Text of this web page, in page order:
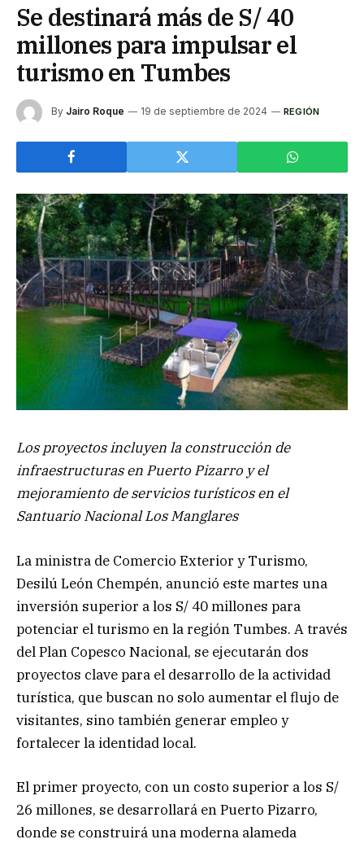
Se destinará más de S/ 40
millones para impulsar el
turismo en Tumbes
By Jairo Roque 19 de septiembre de 2024 REGIÓN
Los proyectos incluyen la construcción de
infraestructuras en Puerto Pizarro y el
mejoramiento de servicios turísticos en el
Santuario Nacional Los Manglares
La ministra de Comercio Exterior y Turismo,
Desilú León Chempén, anunció este martes una
inversión superior a los S/ 40 millones para
potenciar el turismo en la región Tumbes. A través
del Plan Copesco Nacional, se ejecutarán dos
proyectos clave para el desarrollo de la actividad
turística, que buscan no solo aumentar el flujo de
visitantes, sino también generar empleo y
fortalecer la identidad local.
El primer proyecto, con un costo superior a los S/
26 millones, se desarrollará en Puerto Pizarro,
donde se construirá una moderna alameda